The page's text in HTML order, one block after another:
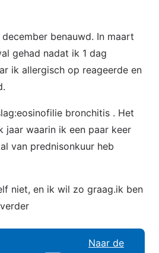
benauwd. In maart
gehad nadat ik 1 dag
ik allergisch op reageerde en
bronchitis . Het
jaar waarin ik een paar keer
van prednisonkuur heb
niet, en ik wil zo graag.ik ben
Naar de